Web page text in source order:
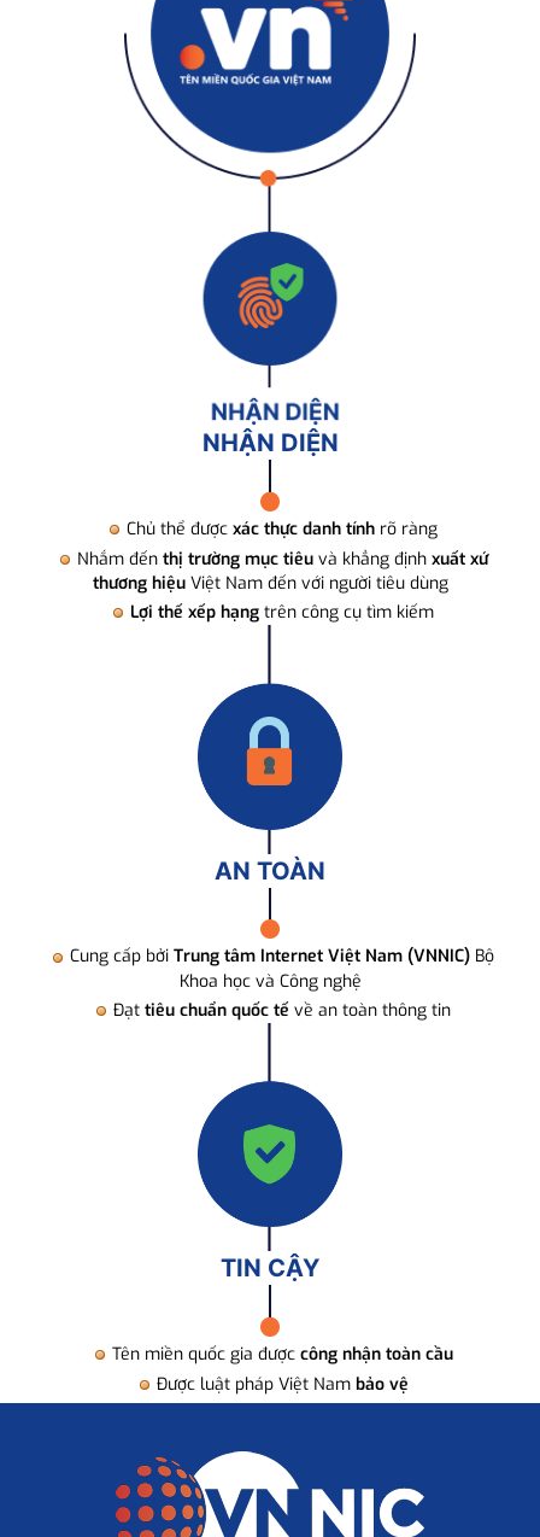
NHẬN DIỆN
Chủ thể được xác thực danh tính rõ ràng
Nhắm đến thị trường mục tiêuvà khẳng định xuất xứ
thương hiệuViệt Nam đến với người tiêu dùng
Lợi thế xếp hạng trên công cụ tìm kiếm
AN TOÀN
Cung cấp bởi Trung tâm Internet Việt Nam (VNNIC) Bộ
Khoa học và Công nghệ
Đạt tiêu chuẩn quốc tế về an toàn thông tin
TIN CẬY
Tên miền quốc gia được công nhận toàn cầu
Được luật pháp Việt Nam bảo vệ